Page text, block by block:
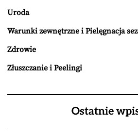
Uroda
Warunki zewnętrzne i Pielęgnacja
Zdrowie
Złuszczanie i Peelingi
Ostatnie